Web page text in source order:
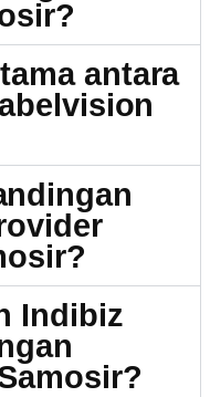
antara
Indibiz